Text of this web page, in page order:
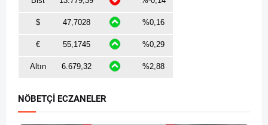
NÖBETÇİ ECZANELER